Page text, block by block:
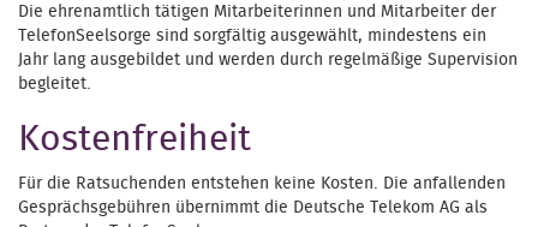
Die ehrenamtlich tätigen Mitarbeiterinnen und Mitarbeiter der
TelefonSeelsorge sind sorgfältig ausgewählt, mindestens ein
Jahr lang ausgebildet und werden durch regelmäßige Supervision
begleitet.
Kostenfreiheit
Für die Ratsuchenden entstehen keine Kosten. Die anfallenden
Gesprächsgebühren übernimmt die Deutsche Telekom AG als